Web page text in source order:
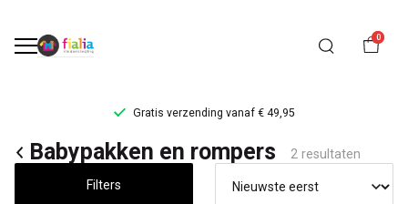
0
Gratis verzending vanaf € 49,95
Babypakken
Babypakken en rompers 2 resultaten
Filters